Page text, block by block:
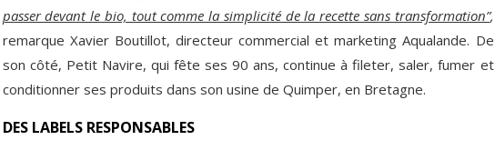
passer devant le bio, tout comme la simplicité de la recette sans transformation”,
remarque Xavier Boutillot, directeur commercial et marketing Aqualande. De
son côté, Petit Navire, qui fête ses 90 ans, continue à fileter, saler, fumer et
conditionner ses produits dans son usine de Quimper, en Bretagne.
DES LABELS RESPONSABLES